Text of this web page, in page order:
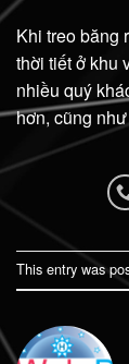
Khi treo băng
thời tiết ở khu
nhiều quý
hơn, cũng
This entry was